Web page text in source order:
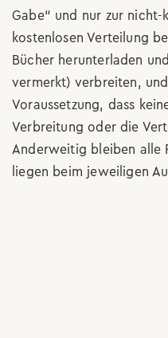
Gabe“ und nur zur nicht-
kostenlosen Verteilung
Bücher herunterladen
vermerkt) verbreiten,
Voraussetzung, dass
Verbreitung oder die
Anderweitig bleiben alle
liegen beim jeweiligen